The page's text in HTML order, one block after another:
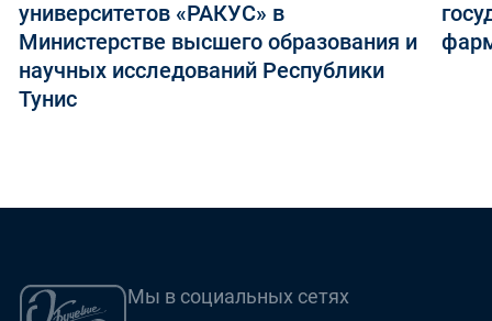
университетов «РАКУС» в
Министерстве высшего образования и
научных исследований Республики
Тунис
Мы в социальных сетях